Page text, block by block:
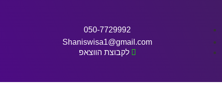
050-7729992
Shaniswisa1@gmail.com
לקבוצת הווצאפ